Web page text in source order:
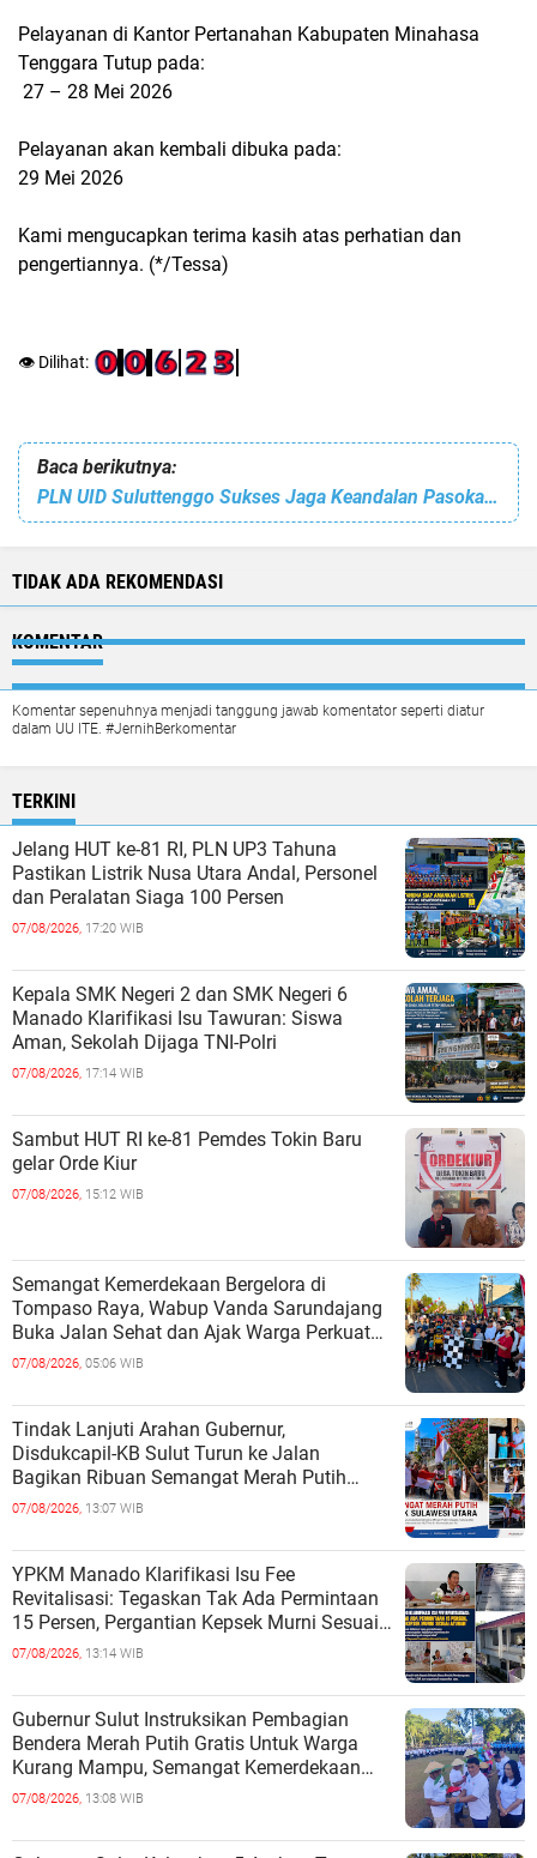
Pelayanan di Kantor Pertanahan Kabupaten Minahasa
Tenggara Tutup pada:
27 – 28 Mei 2026
Pelayanan akan kembali dibuka pada:
29 Mei 2026
Kami mengucapkan terima kasih atas perhatian dan
pengertiannya. (*/Tessa)
👁️ Dilihat:
Baca berikutnya:
PLN UID Suluttenggo Sukses Jaga Keandalan Pasokan Listrik Tanpa Kedip Selama Perayaan Idul Adha 1447 H
TIDAK ADA REKOMENDASI
KOMENTAR
Komentar sepenuhnya menjadi tanggung jawab komentator seperti diatur
dalam UU ITE. #JernihBerkomentar
TERKINI
Jelang HUT ke-81 RI, PLN UP3 Tahuna
Pastikan Listrik Nusa Utara Andal, Personel
dan Peralatan Siaga 100 Persen
07/08/2026, 17:20 WIB
Kepala SMK Negeri 2 dan SMK Negeri 6
Manado Klarifikasi Isu Tawuran: Siswa
Aman, Sekolah Dijaga TNI-Polri
07/08/2026, 17:14 WIB
Sambut HUT RI ke-81 Pemdes Tokin Baru
gelar Orde Kiur
07/08/2026, 15:12 WIB
Semangat Kemerdekaan Bergelora di
Tompaso Raya, Wabup Vanda Sarundajang
Buka Jalan Sehat dan Ajak Warga Perkuat
Persatuan
07/08/2026, 05:06 WIB
Tindak Lanjuti Arahan Gubernur,
Disdukcapil-KB Sulut Turun ke Jalan
Bagikan Ribuan Semangat Merah Putih
kepada Masyarakat
07/08/2026, 13:07 WIB
YPKM Manado Klarifikasi Isu Fee
Revitalisasi: Tegaskan Tak Ada Permintaan
15 Persen, Pergantian Kepsek Murni Sesuai
Aturan
07/08/2026, 13:14 WIB
Gubernur Sulut Instruksikan Pembagian
Bendera Merah Putih Gratis Untuk Warga
Kurang Mampu, Semangat Kemerdekaan
Harus Dirasakan Semua
07/08/2026, 13:08 WIB